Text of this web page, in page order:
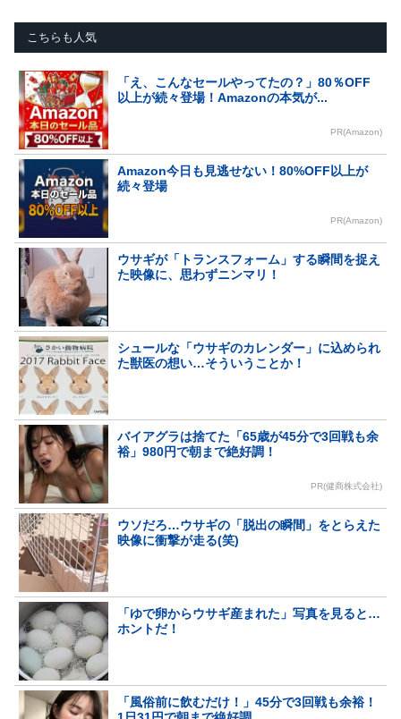
こちらも人気
「え、こんなセールやってたの？」80％OFF
以上が続々登場！Amazonの本気が...
PR(Amazon)
Amazon今日も見逃せない！80%OFF以上が
続々登場
PR(Amazon)
ウサギが「トランスフォーム」する瞬間を捉え
た映像に、思わずニンマリ！
シュールな「ウサギのカレンダー」に込められ
た獣医の想い…そういうことか！
バイアグラは捨てた「65歳が45分で3回戦も余
裕」980円で朝まで絶好調！
PR(健商株式会社)
ウソだろ…ウサギの「脱出の瞬間」をとらえた
映像に衝撃が走る(笑)
「ゆで卵からウサギ産まれた」写真を見ると…
ホントだ！
「風俗前に飲むだけ！」45分で3回戦も余裕！